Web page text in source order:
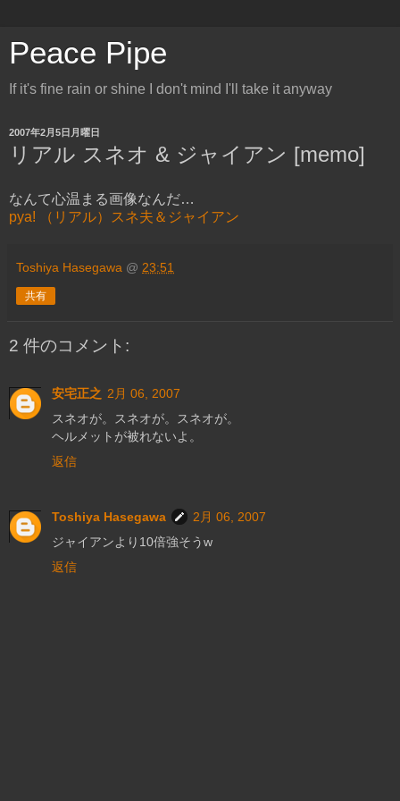
Peace Pipe
If it's fine rain or shine I don't mind I'll take it anyway
2007年2月5日月曜日
リアル スネオ & ジャイアン [memo]
なんて心温まる画像なんだ…
pya! （リアル）スネ夫＆ジャイアン
Toshiya Hasegawa @ 23:51
共有
2 件のコメント:
安宅正之 2月 06, 2007
スネオが。スネオが。スネオが。
ヘルメットが被れないよ。
返信
Toshiya Hasegawa
2月 06, 2007
ジャイアンより10倍強そうw
返信